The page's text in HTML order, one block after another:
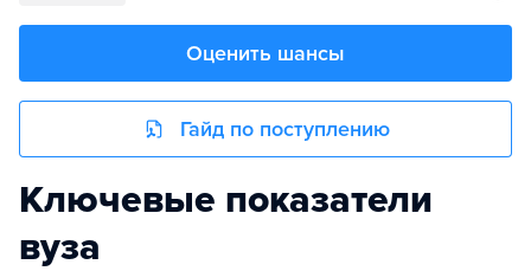
Оценить шансы
Гайд по поступлению
Ключевые показатели
вуза